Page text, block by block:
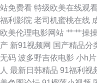
师 日本无卡 91热爆视频 久久
幕 亚洲色一色 东京热大乱轮
射 污污网址导航观看 国产精品
站免费看 特级欧美在线观
福利影院 老司机蜜桃在线
欧美伦理电影网站 艹艹操操
产 新91视频网 国产精品分
无码 波多野吉依电影 小h
人 最新日韩精品 91福利视